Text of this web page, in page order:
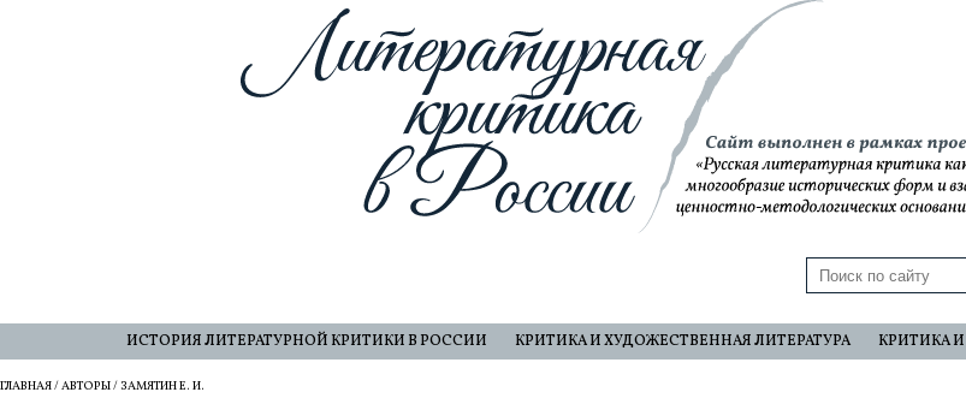
ИСТОРИЯ ЛИТЕРАТУРНОЙ КРИТИКИ В РОССИИ КРИТИКА И ХУДОЖЕСТВЕННАЯ ЛИТЕРАТУРА КРИТИКА
ГЛАВНАЯ/АВТОРЫ/ ЗАМЯТИН Е. И.